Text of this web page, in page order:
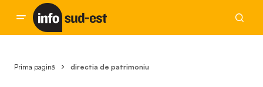
Prima pagină directia de patrimoniu